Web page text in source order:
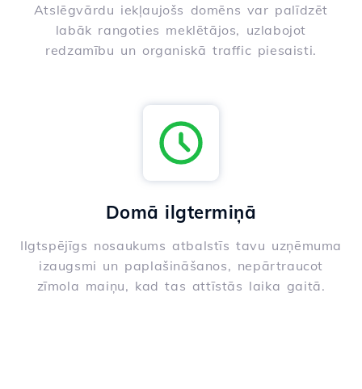
Atslēgvārdu iekļaujošs domēns var palīdzēt
labāk rangoties meklētājos, uzlabojot
redzamību un organiskā traffic piesaisti.
Domā ilgtermiņā
Ilgtspējīgs nosaukums atbalstīs tavu uzņēmuma
izaugsmi un paplašināšanos, nepārtraucot
zīmola maiņu, kad tas attīstās laika gaitā.